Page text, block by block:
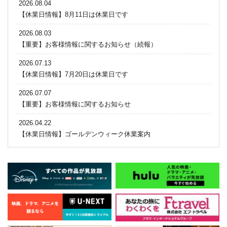
2026.08.04
【休業日情報】8月11日は休業日です
2026.08.03
【重要】お客様情報に関するお知らせ（続報）
2026.07.13
【休業日情報】7月20日は休業日です
2026.07.07
【重要】お客様情報に関するお知らせ
2026.04.22
【休業日情報】ゴールデンウィーク休業案内